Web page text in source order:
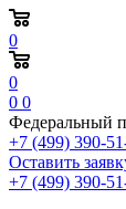
0
0
0 0
Федеральный
+7 (499) 390-
Оставить
+7 (499) 390-